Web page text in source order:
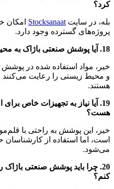
کرد؟
بله، در سایتStocksanaat امکان
پروژه‌های گسترده وجود دارد.
18. آیا پوشش صنعتی باژاک به محیط زیست آسیب می‌رساند؟
خیر، مواد استفاده شده در پوشش
و محیط زیستی را رعایت می‌کنند
هستند.
19. آیا نیاز به تجهیزات خاص
هست؟
خیر، این پوشش به راحتی با
است، اما استفاده از کارشناسان
می‌شود.
کنم؟